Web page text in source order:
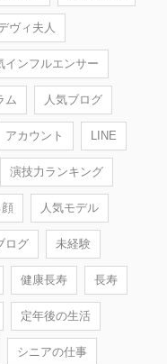
ヴィ夫人
インフルエンサー
ム 人気ブログ
アカウント LINE
演技力ランキング
人気モデル
ログ 未経験
健康長寿 長寿
定年後の生活
シニアの仕事